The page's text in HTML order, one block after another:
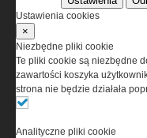
Korzystanie z portalu
przez Grupa MEDIUM
odpowiedzialnością
0000537655, NIP
(zwana dalej Grupa
Ustawienia cookies
×
Niezbędne pliki cookie
Te pliki cookie są niezbędne
zawartości koszyka
strona nie będzie działała
Analityczne pliki cookie